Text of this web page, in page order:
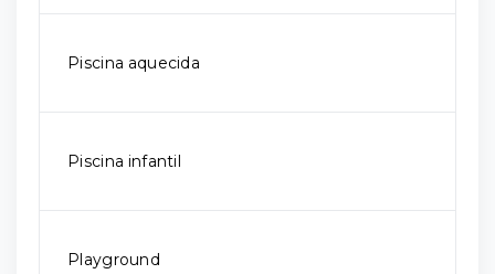
Piscina aquecida
Piscina infantil
Playground